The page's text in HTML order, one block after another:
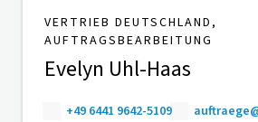
VERTRIEB DEUTSCHLAND,
AUFTRAGSBEARBEITUNG
Evelyn Uhl-Haas
+49 6441 9642-5109